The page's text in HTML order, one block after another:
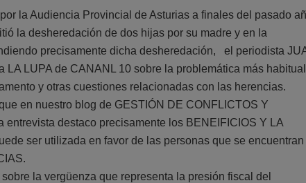
la Audiencia Provincial de Asturias a finales del pasado
la desheredación de dos hijas por su madre y en la
precisamente dicha desheredación, el periodista
LA LUPA de CANANL 10 sobre la problemática más habitual
y otras cuestiones relacionadas con las herencias.
en nuestro blog de GESTIÓN DE CONFLICTOS Y
entrevista destaco precisamente los BENEIFICIOS Y LA
ser utilizada en favor de las personas que se encuentran
la vergüenza que representa la presión fiscal del